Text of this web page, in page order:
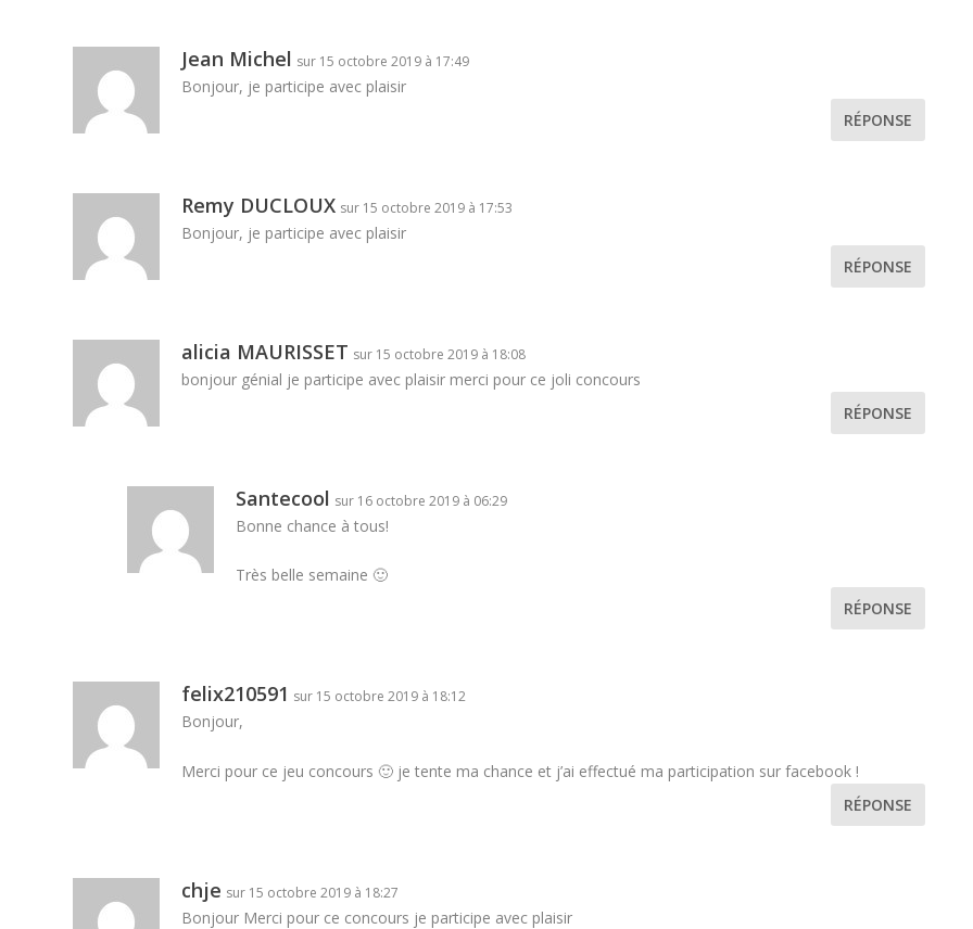
Jean Michel sur 15 octobre 2019 à 17:49
Bonjour, je participe avec plaisir
RÉPONSE
Remy DUCLOUX sur 15 octobre 2019 à 17:53
Bonjour, je participe avec plaisir
RÉPONSE
alicia MAURISSET sur 15 octobre 2019 à 18:08
bonjour génial je participe avec plaisir merci pour ce joli concours
RÉPONSE
Santecool sur 16 octobre 2019 à 06:29
Bonne chance à tous!
Très belle semaine 🙂
RÉPONSE
felix210591 sur 15 octobre 2019 à 18:12
Bonjour,
Merci pour ce jeu concours 🙂 je tente ma chance et j’ai effectué ma participation sur facebook !
RÉPONSE
chje sur 15 octobre 2019 à 18:27
Bonjour Merci pour ce concours je participe avec plaisir